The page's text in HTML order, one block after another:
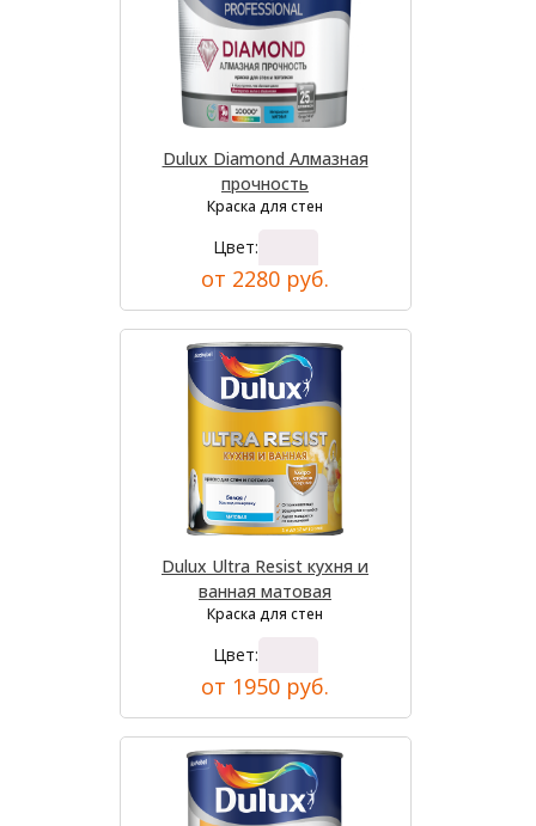
Dulux Diamond Алмазная
прочность
Краска для стен
Цвет:
от 2280 руб.
Dulux Ultra Resist кухня и
ванная матовая
Краска для стен
Цвет:
от 1950 руб.